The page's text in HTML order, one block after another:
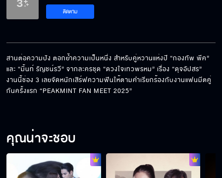
ติดตาม
สานต่อความปัง ตอกย้ำความเป็นหนึ่ง สำหรับคู่หวานแห่งปี “กองทัพ พีค”
และ “มิ้นท์ รัญชน์รวี” จากละครชุด “ดวงใจเทวพรหม” เรื่อง “ดุจอัปสร”
งานนี้ช่อง 3 เลยจัดหนักเสิร์ฟความฟินให้ตามคำเรียกร้องกับงานแฟนมีตคู่
กันครั้งแรก “PEAKMINT FAN MEET 2025”
คุณน่าจะชอบ